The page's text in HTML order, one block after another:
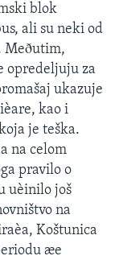
blok
ali su neki od
Meðutim,
opredeljuju za
ukazuje
kao i
je teška.
na celom
pravilo o
uèinilo još
na
Koštunica
æe